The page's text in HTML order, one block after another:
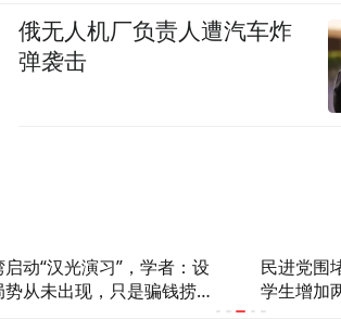
民进党围堵失败！来大陆交流的台湾中小
学生增加两千余人
俄无人机厂负责人遭汽车炸
弹袭击